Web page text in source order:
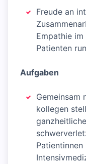
Freude an
Empathie
Patienten
Aufgaben
Gemeinsam
kollegen